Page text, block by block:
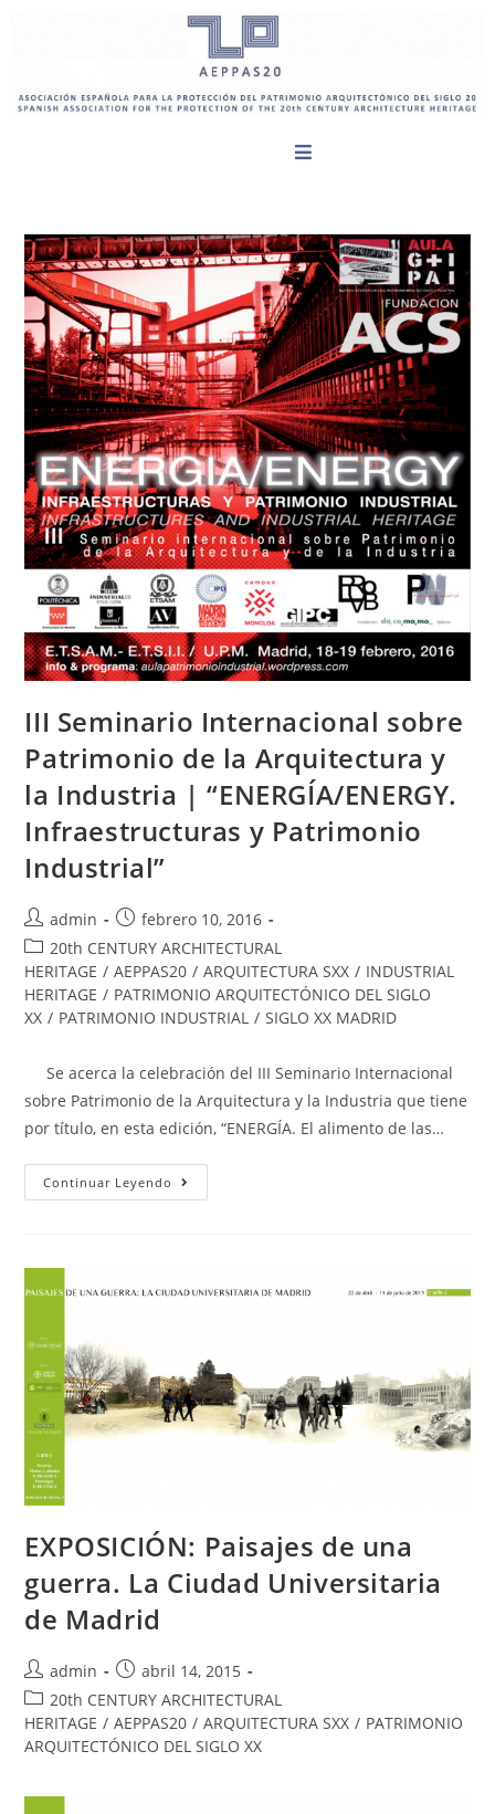
III Seminario Internacional sobre
Patrimonio de la Arquitectura y
la Industria | “ENERGÍA/ENERGY.
Infraestructuras y Patrimonio
Industrial”
admin
febrero 10, 2016
20th CENTURY ARCHITECTURAL
HERITAGE / AEPPAS20 / ARQUITECTURA SXX / INDUSTRIAL
HERITAGE / PATRIMONIO ARQUITECTÓNICO DEL SIGLO
XX / PATRIMONIO INDUSTRIAL / SIGLO XX MADRID
Se acerca la celebración del III Seminario Internacional
sobre Patrimonio de la Arquitectura y la Industria que tiene
por título, en esta edición, “ENERGÍA. El alimento de las…
Continuar Leyendo
EXPOSICIÓN: Paisajes de una
guerra. La Ciudad Universitaria
de Madrid
admin
abril 14, 2015
20th CENTURY ARCHITECTURAL
HERITAGE / AEPPAS20 / ARQUITECTURA SXX / PATRIMONIO
ARQUITECTÓNICO DEL SIGLO XX